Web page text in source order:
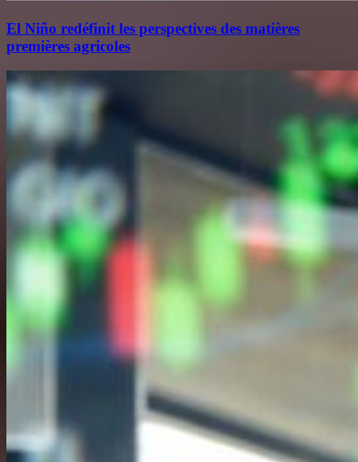
El Niño redéfinit les perspectives des matières
premières agricoles